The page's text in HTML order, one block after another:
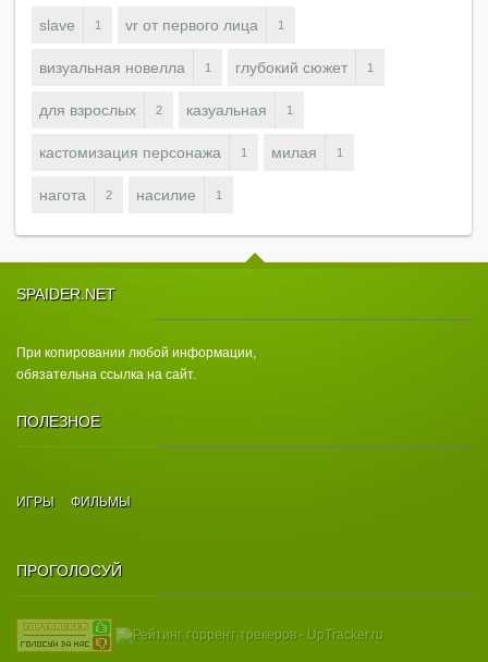
slave 1 vr от первого лица 1
визуальная новелла 1 глубокий сюжет 1
для взрослых 2 казуальная 1
кастомизация персонажа 1 милая 1
нагота 2 насилие 1
SPAIDER.NET
При копировании любой информации,
обязательна ссылка на сайт.
ПОЛЕЗНОЕ
ИГРЫ ФИЛЬМЫ
ПРОГОЛОСУЙ